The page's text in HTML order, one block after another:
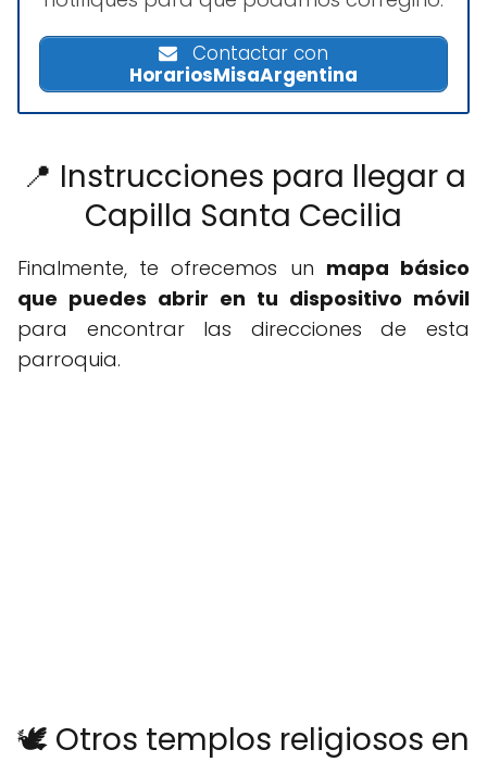
Contactar con
HorariosMisaArgentina
📍 Instrucciones para llegar a
Capilla Santa Cecilia
Finalmente, te ofrecemos un mapa básico
que puedes abrir en tu dispositivo móvil
para encontrar las direcciones de esta
parroquia.
🕊️ Otros templos religiosos en